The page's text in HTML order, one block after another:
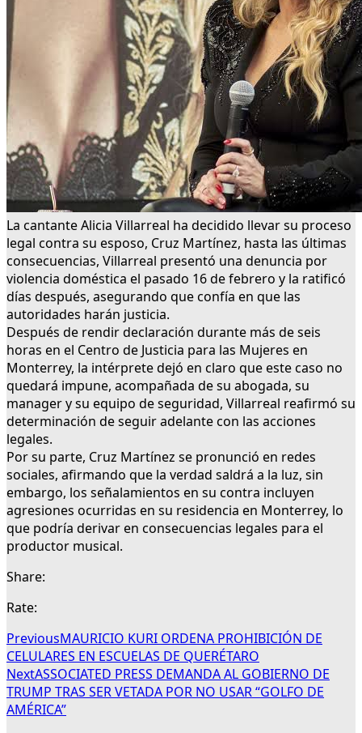
La cantante Alicia Villarreal ha decidido llevar su proceso
legal contra su esposo, Cruz Martínez, hasta las últimas
consecuencias, Villarreal presentó una denuncia por
violencia doméstica el pasado 16 de febrero y la ratificó
días después, asegurando que confía en que las
autoridades harán justicia.
Después de rendir declaración durante más de seis
horas en el Centro de Justicia para las Mujeres en
Monterrey, la intérprete dejó en claro que este caso no
quedará impune, acompañada de su abogada, su
manager y su equipo de seguridad, Villarreal reafirmó su
determinación de seguir adelante con las acciones
legales.
Por su parte, Cruz Martínez se pronunció en redes
sociales, afirmando que la verdad saldrá a la luz, sin
embargo, los señalamientos en su contra incluyen
agresiones ocurridas en su residencia en Monterrey, lo
que podría derivar en consecuencias legales para el
productor musical.
Share:
Rate:
PreviousMAURICIO KURI ORDENA PROHIBICIÓN DE
CELULARES EN ESCUELAS DE QUERÉTARO
NextASSOCIATED PRESS DEMANDA AL GOBIERNO DE
TRUMP TRAS SER VETADA POR NO USAR “GOLFO DE
AMÉRICA”